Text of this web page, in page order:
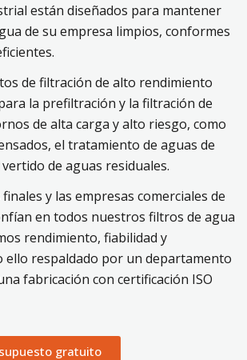
están diseñados para mantener
de su empresa limpios, conformes
de filtración de alto rendimiento
la prefiltración y la filtración de
de alta carga y alto riesgo, como
el tratamiento de aguas de
de aguas residuales.
y las empresas comerciales de
en todos nuestros filtros de agua
rendimiento, fiabilidad y
ello respaldado por un departamento
fabricación con certificación ISO
gratuito